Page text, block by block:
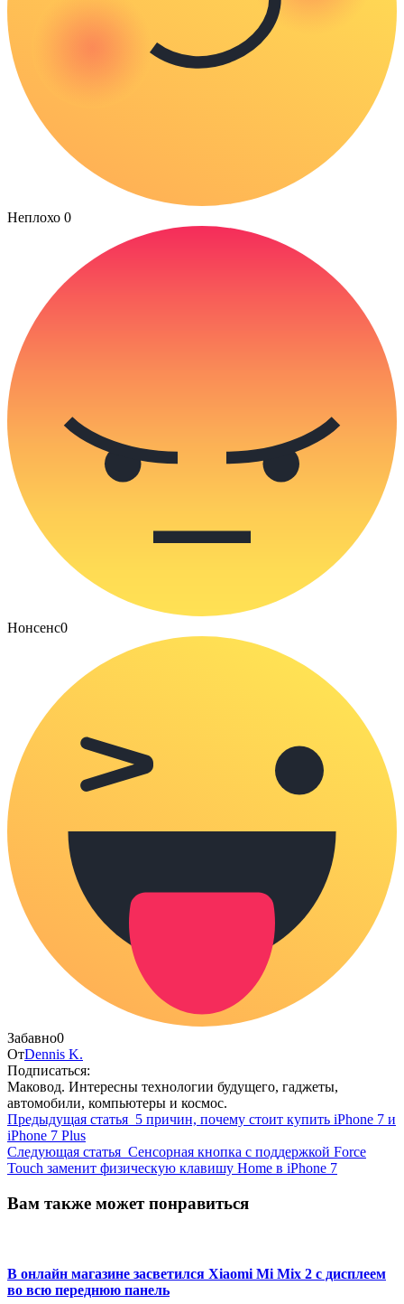
Неплохо 0
Нонсенс0
Забавно0
ОтDennis K.
Подписаться:
Маковод. Интересны технологии будущего, гаджеты,
автомобили, компьютеры и космос.
Предыдущая статья 5 причин, почему стоит купить iPhone 7 и
iPhone 7 Plus
Следующая статья Сенсорная кнопка с поддержкой Force
Touch заменит физическую клавишу Home в iPhone 7
Вам также может понравиться
В онлайн магазине засветился Xiaomi Mi Mix 2 с дисплеем
во всю переднюю панель